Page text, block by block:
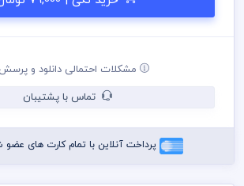
مشکلات احتمالی دانلود و
تماس با پشتیبان
پرداخت آنلاین با تمام کارت های
بسته های اشتراک ویژه استفاده نمائید و کارت
نمائید
خریدار می باشد
در طراحی کارت ویزیت از لوگو و نشان های تجاری
شده است و مسئولیت استفاده از همان لوگو به
رعایت کلیه قوانین موجود در سایت به عهده